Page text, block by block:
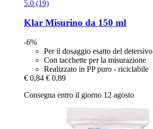
5.0 (19)
Klar Misurino da 150 ml
-6%
Per il dosaggio esatto del detersivo
Con tacchette per la misurazione
Realizzato in PP puro - riciclabile
€ 0,84 € 0,89
Consegna entro il giorno 12 agosto